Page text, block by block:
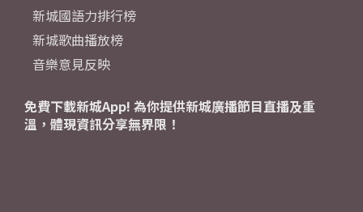
新城國語力排行榜
新城歌曲播放榜
音樂意見反映
免費下載新城App! 為你提供新城廣播節目直播及重
溫，體現資訊分享無界限！